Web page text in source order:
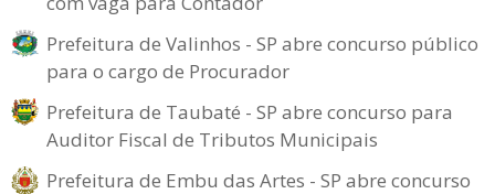
Prefeitura de Valinhos - SP abre concurso público
para o cargo de Procurador
Prefeitura de Taubaté - SP abre concurso para
Auditor Fiscal de Tributos Municipais
Prefeitura de Embu das Artes - SP abre concurso